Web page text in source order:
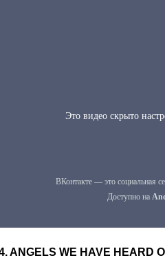
ANGELS WE HAVE